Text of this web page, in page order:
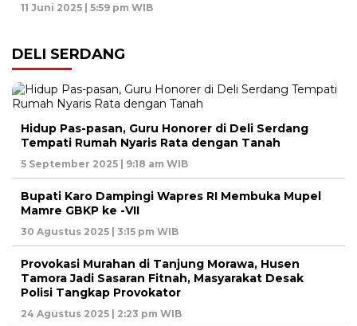
11 Juni 2025 | 5:59 pm WIB
DELI SERDANG
Hidup Pas-pasan, Guru Honorer di Deli Serdang
Tempati Rumah Nyaris Rata dengan Tanah
5 September 2025 | 9:18 am WIB
Bupati Karo Dampingi Wapres RI Membuka Mupel
Mamre GBKP ke -VII
30 Agustus 2025 | 3:15 pm WIB
Provokasi Murahan di Tanjung Morawa, Husen
Tamora Jadi Sasaran Fitnah, Masyarakat Desak
Polisi Tangkap Provokator
24 Agustus 2025 | 2:23 pm WIB